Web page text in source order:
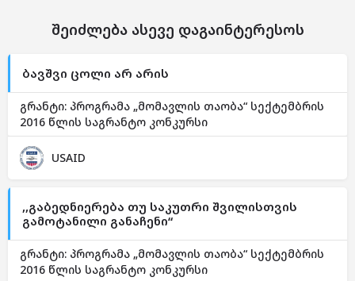
შეიძლება ასევე დაგაინტერესოს
ბავშვი ცოლი არ არის
გრანტი: პროგრამა „მომავლის თაობა“ სექტემბრის
2016 წლის საგრანტო კონკურსი
USAID
,,გაბედნიერება თუ საკუთრი შვილისთვის
გამოტანილი განაჩენი“
გრანტი: პროგრამა „მომავლის თაობა“ სექტემბრის
2016 წლის საგრანტო კონკურსი